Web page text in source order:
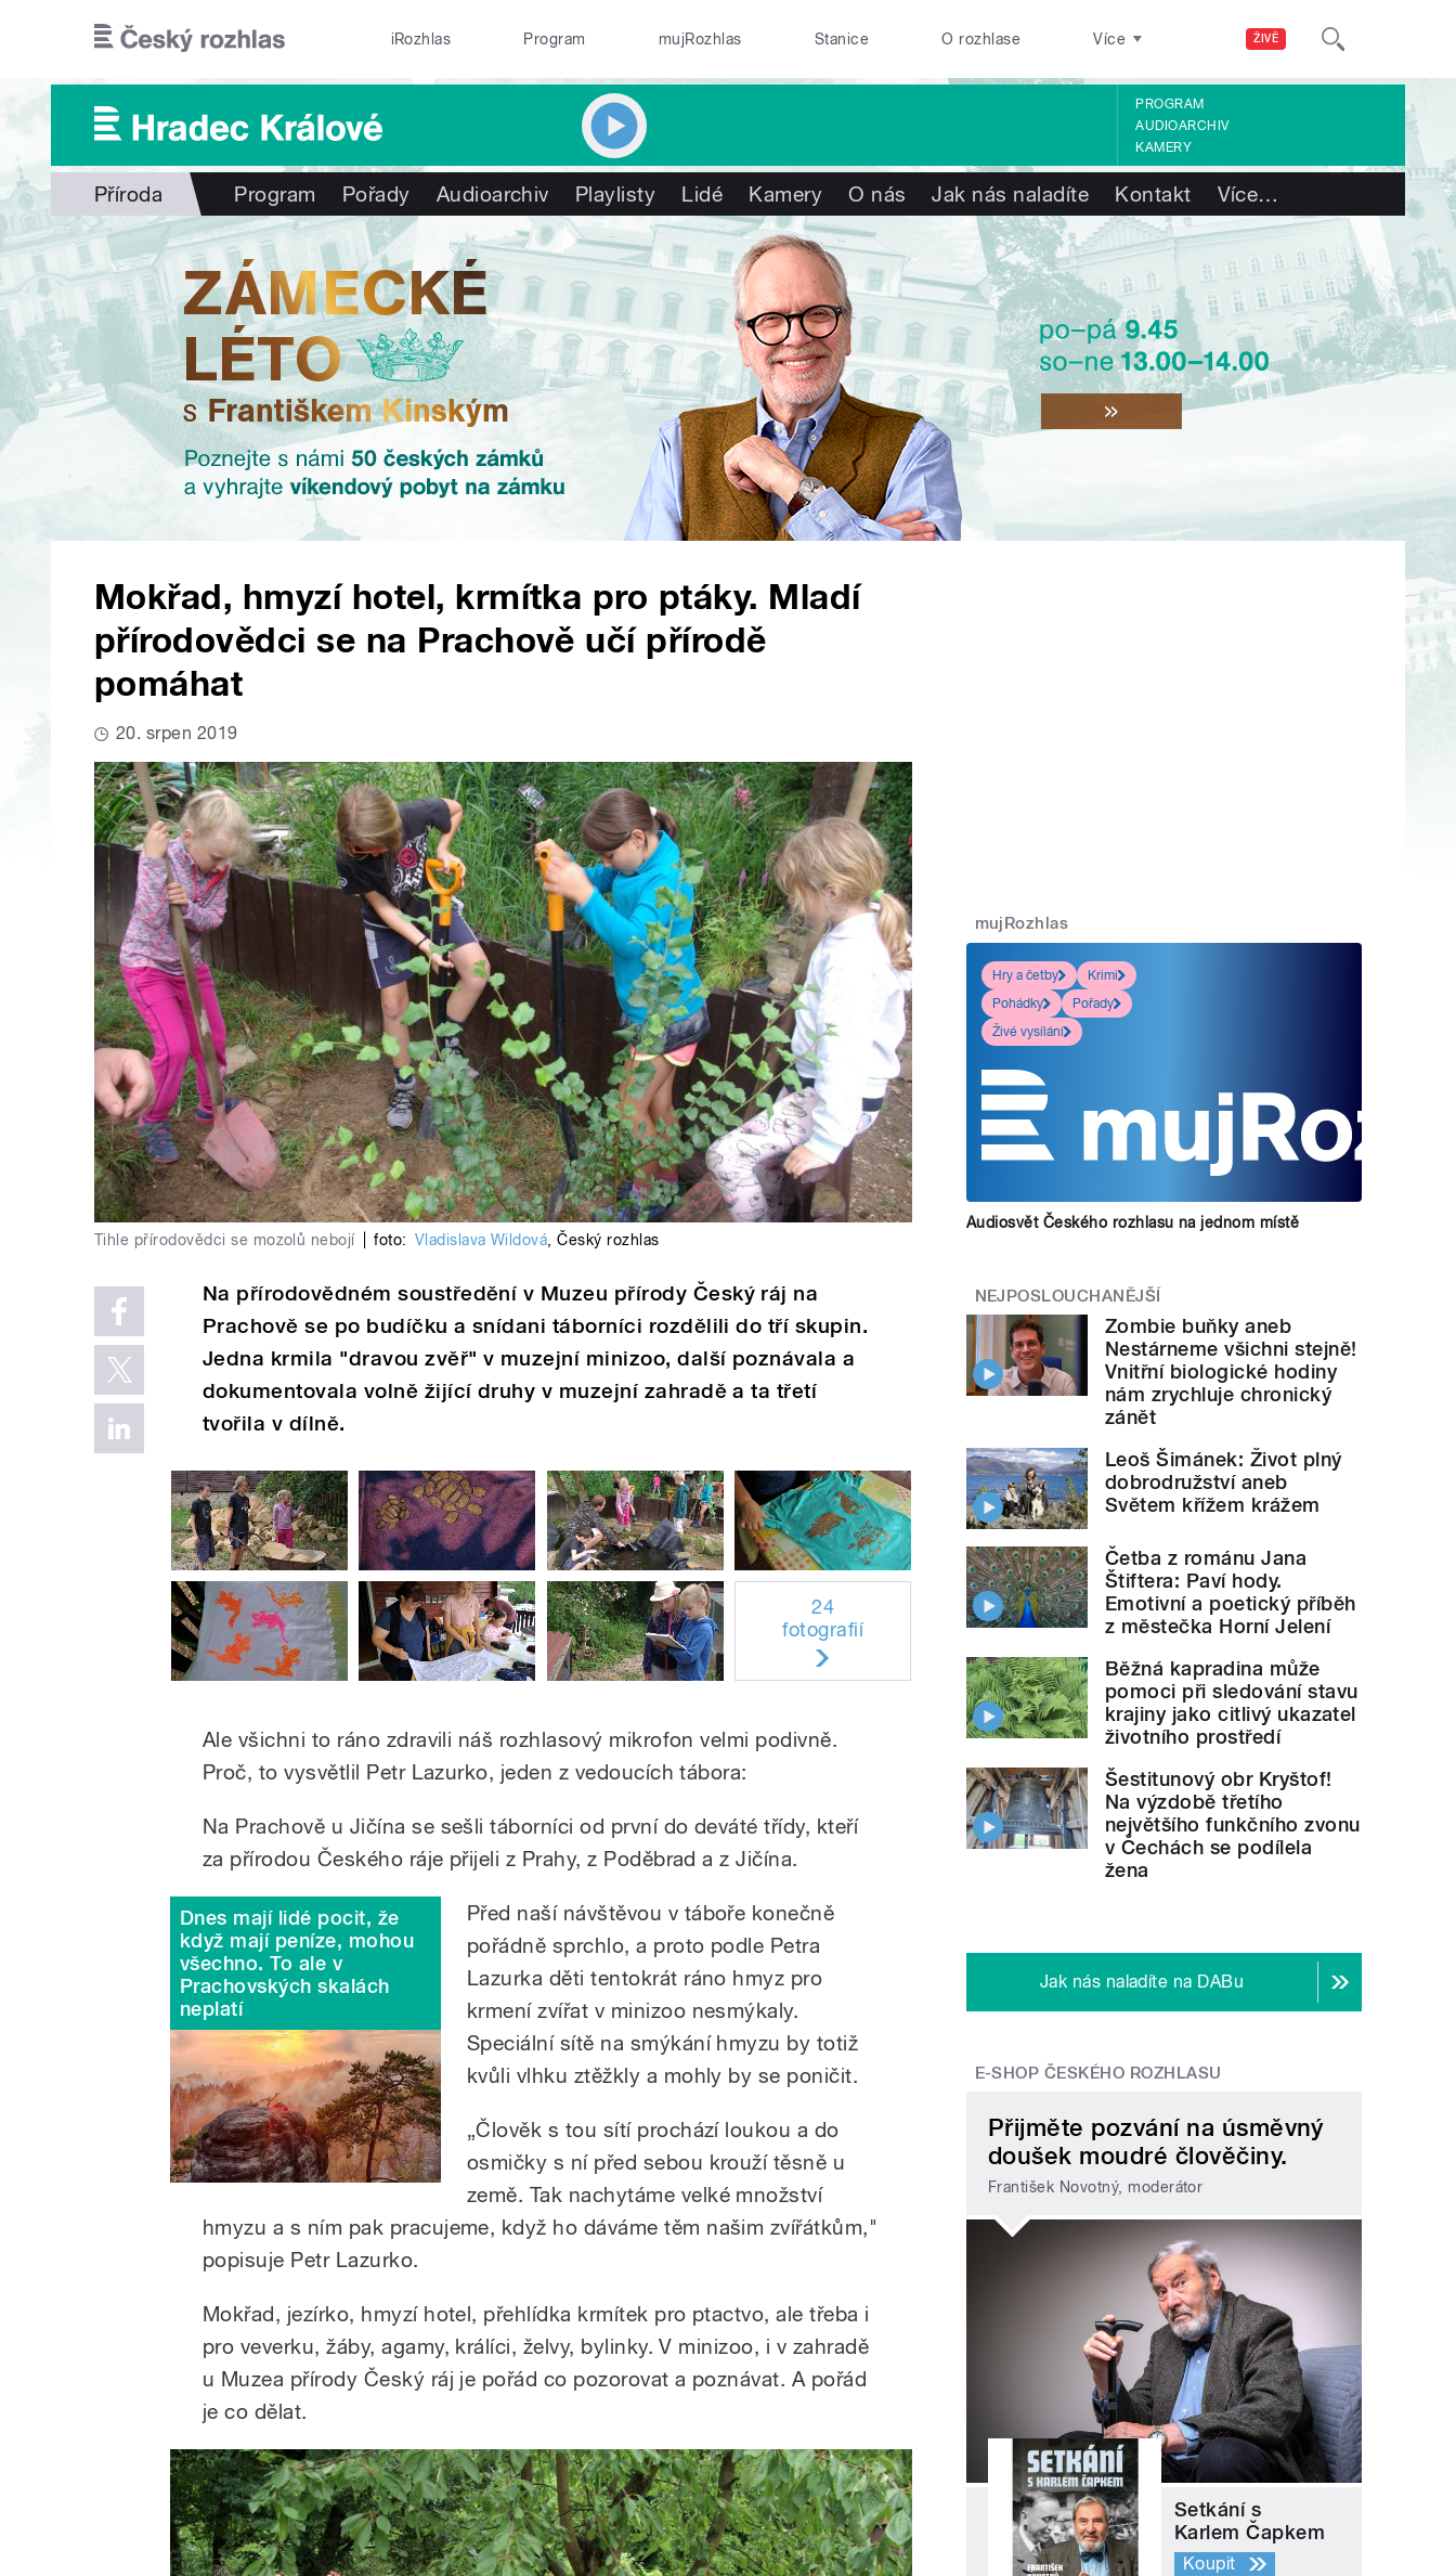
ŽIVĚ
iRozhlas Program mujRozhlas Stanice O rozhlase Více
PROGRAM
AUDIOARCHIV
KAMERY
Příroda Program Pořady Audioarchiv Playlisty Lidé Kamery O nás Jak nás naladíte Kontakt Více…
Mokřad, hmyzí hotel, krmítka pro ptáky. Mladí
přírodovědci se na Prachově učí přírodě
pomáhat
20. srpen 2019
Tihle přírodovědci se mozolů nebojí foto: Vladislava Wildová,Český rozhlas
Na přírodovědném soustředění v Muzeu přírody Český ráj na
Prachově se po budíčku a snídani táborníci rozdělili do tří skupin.
Jedna krmila "dravou zvěř" v muzejní minizoo, další poznávala a
dokumentovala volně žijící druhy v muzejní zahradě a ta třetí
tvořila v dílně.
24
fotografií
Ale všichni to ráno zdravili náš rozhlasový mikrofon velmi podivně.
Proč, to vysvětlil Petr Lazurko, jeden z vedoucích tábora:
Na Prachově u Jičína se sešli táborníci od první do deváté třídy, kteří
za přírodou Českého ráje přijeli z Prahy, z Poděbrad a z Jičína.
Dnes mají lidé pocit, že
když mají peníze, mohou
všechno. To ale v
Prachovských skalách
neplatí
Před naší návštěvou v táboře konečně
pořádně sprchlo, a proto podle Petra
Lazurka děti tentokrát ráno hmyz pro
krmení zvířat v minizoo nesmýkaly.
Speciální sítě na smýkání hmyzu by totiž
kvůli vlhku ztěžkly a mohly by se poničit.
„Člověk s tou sítí prochází loukou a do
osmičky s ní před sebou krouží těsně u
země. Tak nachytáme velké množství
hmyzu a s ním pak pracujeme, když ho dáváme těm našim zvířátkům,"
popisuje Petr Lazurko.
Mokřad, jezírko, hmyzí hotel, přehlídka krmítek pro ptactvo, ale třeba i
pro veverku, žáby, agamy, králíci, želvy, bylinky. V minizoo, i v zahradě
u Muzea přírody Český ráj je pořád co pozorovat a poznávat. A pořád
je co dělat.
mujRozhlas
Hry a četby
Krimi
Pohádky
Pořady
Živé vysílání
Audiosvět Českého rozhlasu na jednom místě
NEJPOSLOUCHANĚJŠÍ
Zombie buňky aneb
Nestárneme všichni stejně!
Vnitřní biologické hodiny
nám zrychluje chronický
zánět
Leoš Šimánek: Život plný
dobrodružství aneb
Světem křížem krážem
Četba z románu Jana
Štiftera: Paví hody.
Emotivní a poetický příběh
z městečka Horní Jelení
Běžná kapradina může
pomoci při sledování stavu
krajiny jako citlivý ukazatel
životního prostředí
Šestitunový obr Kryštof!
Na výzdobě třetího
největšího funkčního zvonu
v Čechách se podílela
žena
Jak nás naladíte na DABu
E-SHOP ČESKÉHO ROZHLASU
Přijměte pozvání na úsměvný
doušek moudré člověčiny.
František Novotný, moderátor
Setkání s
Karlem Čapkem
Koupit